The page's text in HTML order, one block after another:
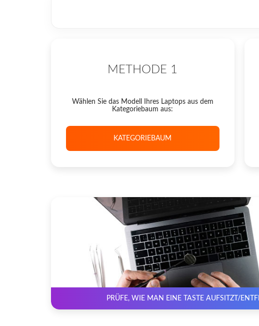
METHODE 1
Wählen Sie das Modell Ihres Laptops aus dem
Kategoriebaum aus:
KATEGORIEBAUM
PRÜFE, WIE MAN EINE TASTE AUFSITZT/